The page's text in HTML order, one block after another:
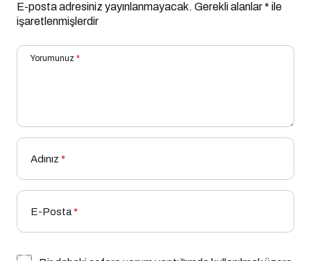
E-posta adresiniz yayınlanmayacak. Gerekli alanlar* ile
işaretlenmişlerdir
Yorumunuz *
Adınız *
E-Posta*